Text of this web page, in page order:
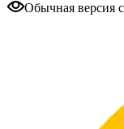
Обычная версия